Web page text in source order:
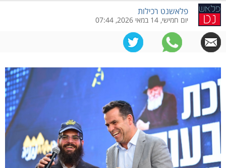
פלאשנט רכילות
יום חמישי, 14 במאי 2026, 07:44